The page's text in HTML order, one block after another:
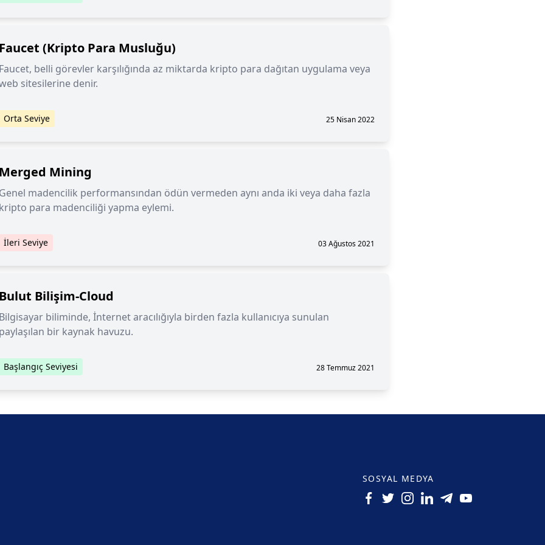
(Kripto Para Musluğu)
belli görevler karşılığında az miktarda kripto para dağıtan uygulama veya
sitesilerine denir.
Orta Seviye 25 Nisan 2022
Mining
madencilik performansından ödün vermeden aynı anda iki veya daha fazla
para madenciliği yapma eylemi.
İleri Seviye 03 Ağustos 2021
Bilişim-Cloud
biliminde, İnternet aracılığıyla birden fazla kullanıcıya sunulan
bir kaynak havuzu.
Başlangıç Seviyesi 28 Temmuz 2021
SOSYAL MEDYA